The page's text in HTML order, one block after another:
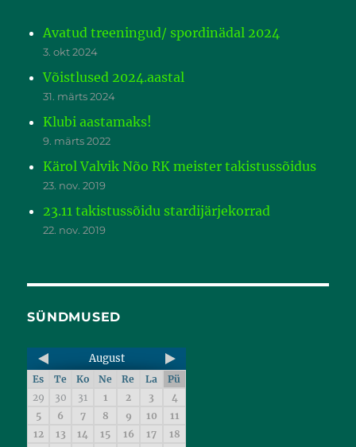
Avatud treeningud/ spordinädal 2024
3. okt 2024
Võistlused 2024.aastal
31. märts 2024
Klubi aastamaks!
9. märts 2022
Kärol Valvik Nõo RK meister takistussõidus
23. nov. 2019
23.11 takistussõidu stardijärjekorrad
22. nov. 2019
SÜNDMUSED
August
Es Te Ko Ne Re La
Pü
29
30 31 1 2 3
4
5
6 7 8 9 10
11
12
13 14 15 16 17
18